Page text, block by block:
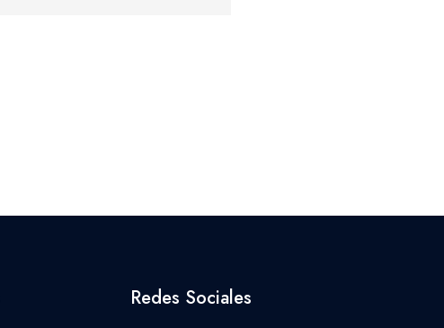
Redes Sociales